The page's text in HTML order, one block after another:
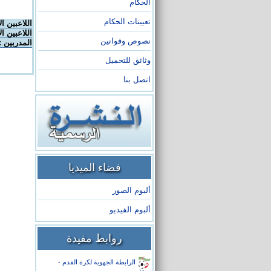
الحكام
تعيينات الحكام
نصوص وقوانين
وثائق للتحميل
اتصل بنا
فضاء الميديا
ألبوم الصور
ألبوم الفيديو
روابط مفيدة
الرابطة الجهوية لكرة القدم -
اللاعبين
اللاعبين
المدربين :